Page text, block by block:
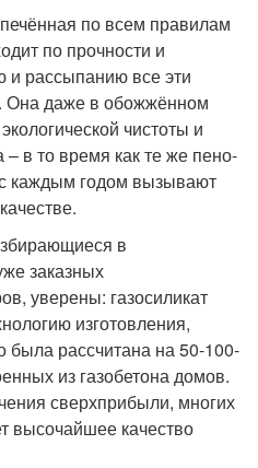
по всем правилам
по прочности и
и рассыпанию все эти
Она даже в обожжённом
чистоты и
– в то время как те же пено-
каждым годом вызывают
в
заказных
уверены: газосиликат
изготовления,
была рассчитана на 50-100-
из газобетона домов.
сверхприбыли, многих
высочайшее качество